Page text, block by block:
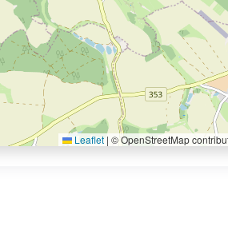
Leaflet | © OpenStreetMap